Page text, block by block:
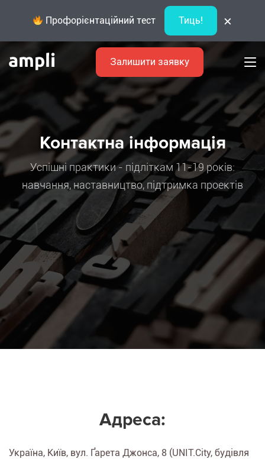
Профорієнтаційний тест Тиць! ×
Залишити заявку
Контактна інформація
Успішні практики - підліткам 11-19 років:
навчання, наставництво, підтримка проектів
Адреса:
Україна, Київ, вул. Ґарета Джонса, 8 (UNIT.City, будівля